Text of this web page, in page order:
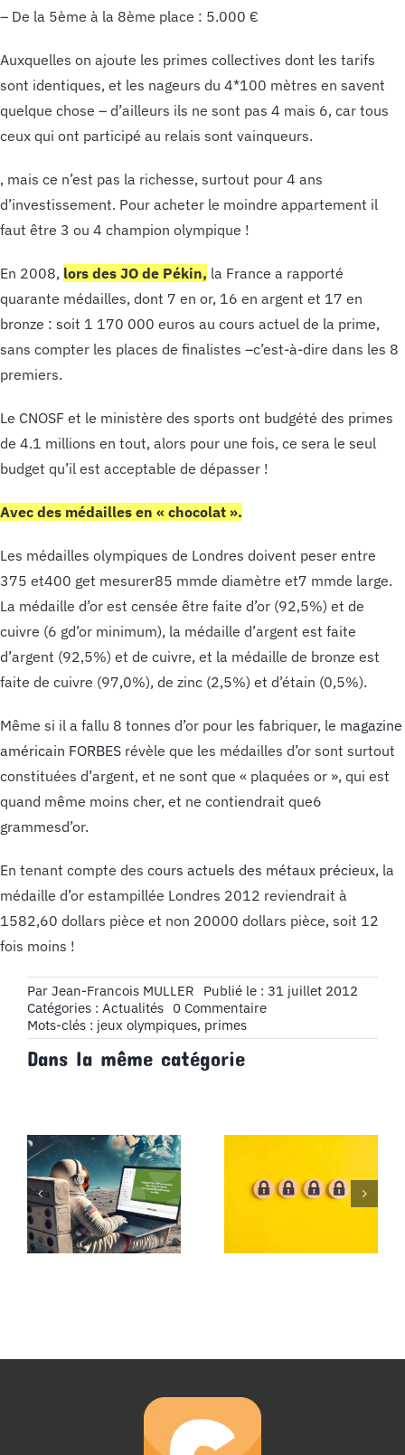
– De la 5ème à la 8ème place : 5.000 €
Auxquelles on ajoute les primes collectives dont les tarifs
sont identiques, et les nageurs du 4*100 mètres en savent
quelque chose – d’ailleurs ils ne sont pas 4 mais 6, car tous
ceux qui ont participé au relais sont vainqueurs.
, mais ce n’est pas la richesse, surtout pour 4 ans
d’investissement. Pour acheter le moindre appartement il
faut être 3 ou 4 champion olympique !
En 2008, lors des JO de Pékin, la France a rapporté
quarante médailles, dont 7 en or, 16 en argent et 17 en
bronze : soit 1 170 000 euros au cours actuel de la prime,
sans compter les places de finalistes –c’est-à-dire dans les 8
premiers.
Le CNOSF et le ministère des sports ont budgété des primes
de 4.1 millions en tout, alors pour une fois, ce sera le seul
budget qu’il est acceptable de dépasser !
Avec des médailles en « chocolat ».
Les médailles olympiques de Londres doivent peser entre
375 et400 get mesurer85 mmde diamètre et7 mmde large.
La médaille d’or est censée être faite d’or (92,5%) et de
cuivre (6 gd’or minimum), la médaille d’argent est faite
d’argent (92,5%) et de cuivre, et la médaille de bronze est
faite de cuivre (97,0%), de zinc (2,5%) et d’étain (0,5%).
Même si il a fallu 8 tonnes d’or pour les fabriquer, le magazine
américain FORBESrévèle que les médailles d’or sont surtout
constituées d’argent, et ne sont que « plaquées or », qui est
quand même moins cher, et ne contiendrait que6
grammesd’or.
En tenant compte des cours actuels des métaux précieux, la
médaille d’or estampillée Londres 2012 reviendrait à
1582,60 dollars pièce et non 20000 dollars pièce, soit 12
fois moins !
Par Jean-Francois MULLER
Publié le : 31 juillet 2012
Catégories : Actualités 0 Commentaireon
:
!
Mots-clés : jeux olympiques, primes
Dans la même catégorie
Cours BTS CG
: Votre
plateforme
d’apprentissage
complète
pour le BTS
Comptabilité
et Gestion
protéger ses